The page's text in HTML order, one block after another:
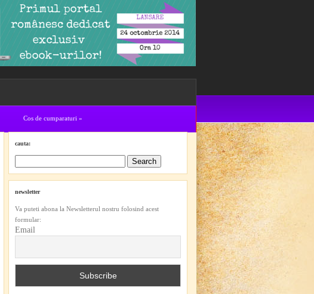
Cos de cumparaturi »
cauta:
newsletter
Va puteti abona la Newsletterul nostru folosind acest
formular:
Email